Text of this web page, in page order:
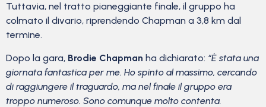
Tuttavia, nel tratto pianeggiante finale, il gruppo ha
colmato il divario, riprendendo Chapman a 3,8 km dal
termine.
Dopo la gara, Brodie Chapman ha dichiarato: “È stata una
giornata fantastica per me. Ho spinto al massimo, cercando
di raggiungere il traguardo, ma nel finale il gruppo era
troppo numeroso. Sono comunque molto contenta.